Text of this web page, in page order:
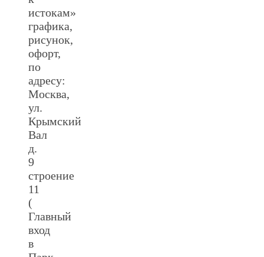
истокам»
графика,
рисунок,
офорт,
по
адресу:
Москва,
ул.
Крымский
Вал
д.
9
строение
11
(
Главный
вход
в